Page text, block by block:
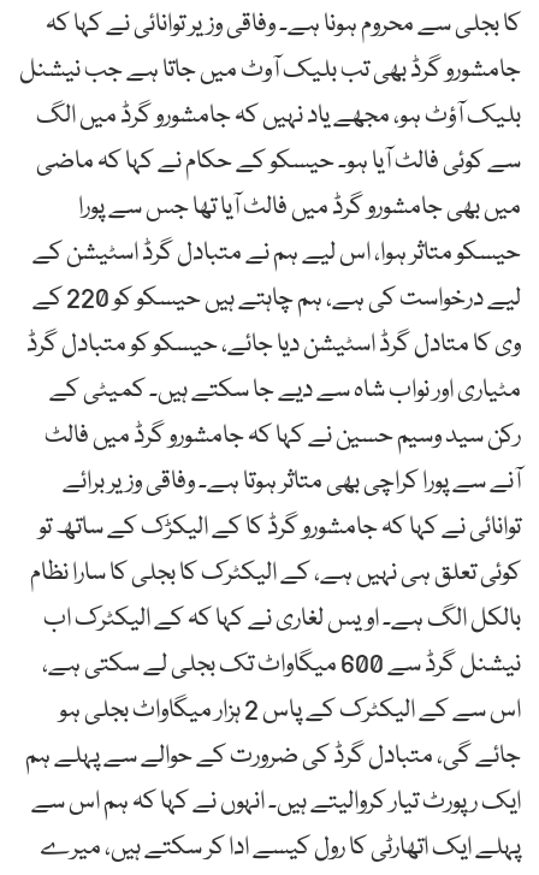
کا بجلی سے محروم ہونا ہے۔ وفاقی وزیر توانائی نے کہا کہ
جامشورو گرڈ بھی تب بلیک آوٹ میں جاتا ہے جب نیشنل
بلیک آؤٹ ہو، مجھے یاد نہیں کہ جامشورو گرڈ میں الگ
سے کوئی فالٹ آیا ہو۔ حیسکو کے حکام نے کہا کہ ماضی
میں بھی جامشورو گرڈ میں فالٹ آیا تھا جس سے پورا
حیسکو متاثر ہوا، اس لیے ہم نے متبادل گرڈ اسٹیشن کے
لیے درخواست کی ہے، ہم چاہتے ہیں حیسکو کو 220 کے
وی کا متادل گرڈ اسٹیشن دیا جائے، حیسکو کو متبادل گرڈ
مٹیاری اور نواب شاہ سے دیے جا سکتے ہیں۔ کمیٹی کے
رکن سید وسیم حسین نے کہا کہ جامشورو گرڈ میں فالٹ
آنے سے پورا کراچی بھی متاثر ہوتا ہے۔ وفاقی وزیر برائے
توانائی نے کہا کہ جامشورو گرڈ کا کے الیکڑک کے ساتھ تو
کوئی تعلق ہی نہیں ہے، کے الیکٹرک کا بجلی کا سارا نظام
بالکل الگ ہے۔ اویس لغاری نے کہا کہ کے الیکٹرک اب
نیشنل گرڈ سے 600 میگاواٹ تک بجلی لے سکتی ہے،
اس سے کے الیکٹرک کے پاس 2 ہزار میگاواٹ بجلی ہو
جائے گی، متبادل گرڈ کی ضرورت کے حوالے سے پہلے ہم
ایک رپورٹ تیار کروالیتے ہیں۔ انہوں نے کہا کہ ہم اس سے
پہلے ایک اتھارٹی کا رول کیسے ادا کر سکتے ہیں، میرے